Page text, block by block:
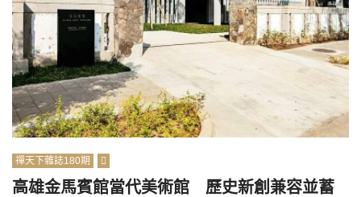
禪天下雜誌180期
高雄金馬賓館當代美術館 歷史新創兼容並蓄